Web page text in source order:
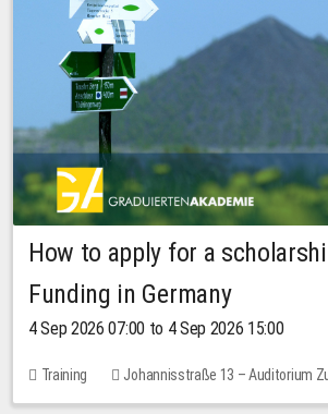
How to apply for a
Funding in Germany
4 Sep 2026 07:00 to 4 Sep 2026 15:00
Training
Johannisstraße 13 – Auditorium
7 places
10.00 EUR